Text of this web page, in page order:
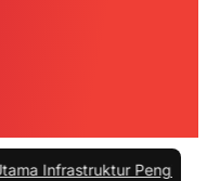
Pengisian Daya